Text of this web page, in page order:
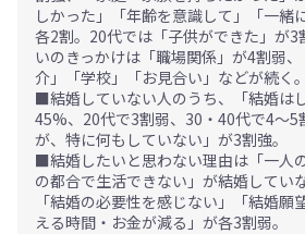
しかった」「年齢を意識して」「一緒
各2割。20代では「子供ができた」が
いのきっかけは「職場関係」が4割弱
介」「学校」「お見合い」などが続く。
■結婚していない人のうち、「結婚は
45%、20代で3割弱、30・40代で4～5
が、特に何もしていない」が3割強。
■結婚したいと思わない理由は「一人
の都合で生活できない」が結婚してい
「結婚の必要性を感じない」「結婚願
える時間・お金が減る」が各3割弱。